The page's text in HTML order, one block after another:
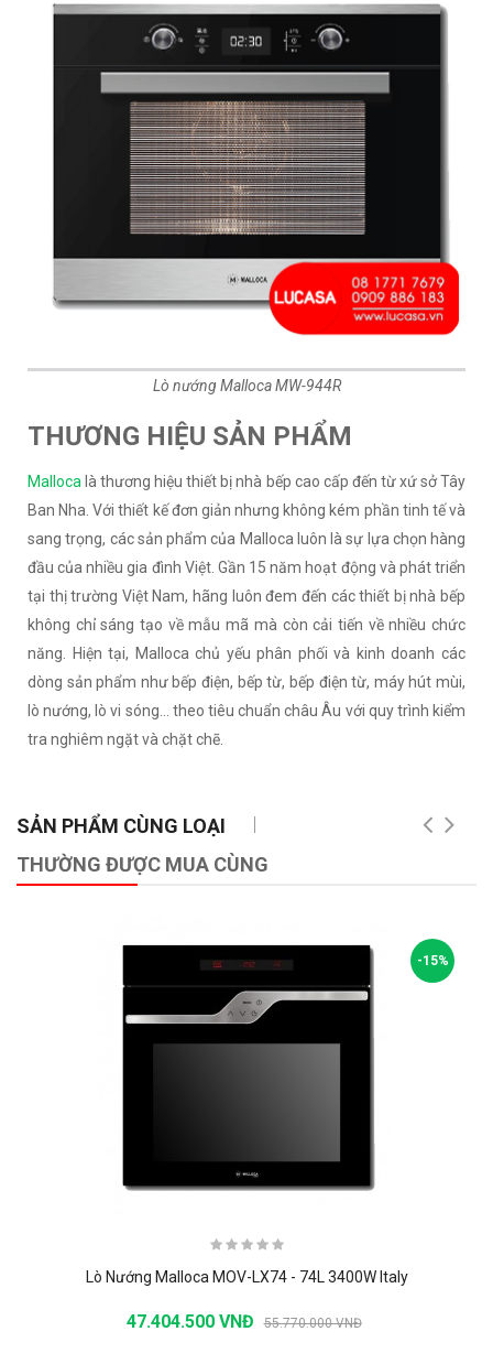
Lò nướng Malloca MW-944R
THƯƠNG HIỆU SẢN PHẨM
Malloca là thương hiệu thiết bị nhà bếp cao cấp đến từ xứ sở Tây
Ban Nha. Với thiết kế đơn giản nhưng không kém phần tinh tế và
sang trọng, các sản phẩm của Malloca luôn là sự lựa chọn hàng
đầu của nhiều gia đình Việt. Gần 15 năm hoạt động và phát triển
tại thị trường Việt Nam, hãng luôn đem đến các thiết bị nhà bếp
không chỉ sáng tạo về mẫu mã mà còn cải tiến về nhiều chức
năng. Hiện tại, Malloca chủ yếu phân phối và kinh doanh các
dòng sản phẩm như bếp điện, bếp từ, bếp điện từ, máy hút mùi,
lò nướng, lò vi sóng... theo tiêu chuẩn châu Âu với quy trình kiểm
tra nghiêm ngặt và chặt chẽ.
SẢN PHẨM CÙNG LOẠI
THƯỜNG ĐƯỢC MUA CÙNG
-15%
Lò Nướng Malloca MOV-LX74 - 74L 3400W Italy
47.404.500 VNĐ 55.770.000 VNĐ